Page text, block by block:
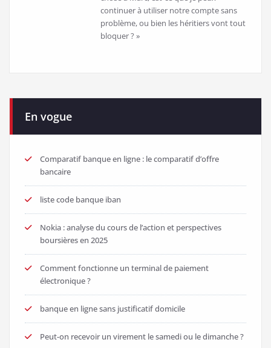
continuer à utiliser notre compte sans
problème, ou bien les héritiers vont tout
bloquer ? »
En vogue
Comparatif banque en ligne : le comparatif d’offre
bancaire
liste code banque iban
Nokia : analyse du cours de l’action et perspectives
boursières en 2025
Comment fonctionne un terminal de paiement
électronique ?
banque en ligne sans justificatif domicile
Peut-on recevoir un virement le samedi ou le dimanche ?